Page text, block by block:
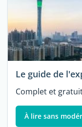
Le guide de
Complet et
À lire sans